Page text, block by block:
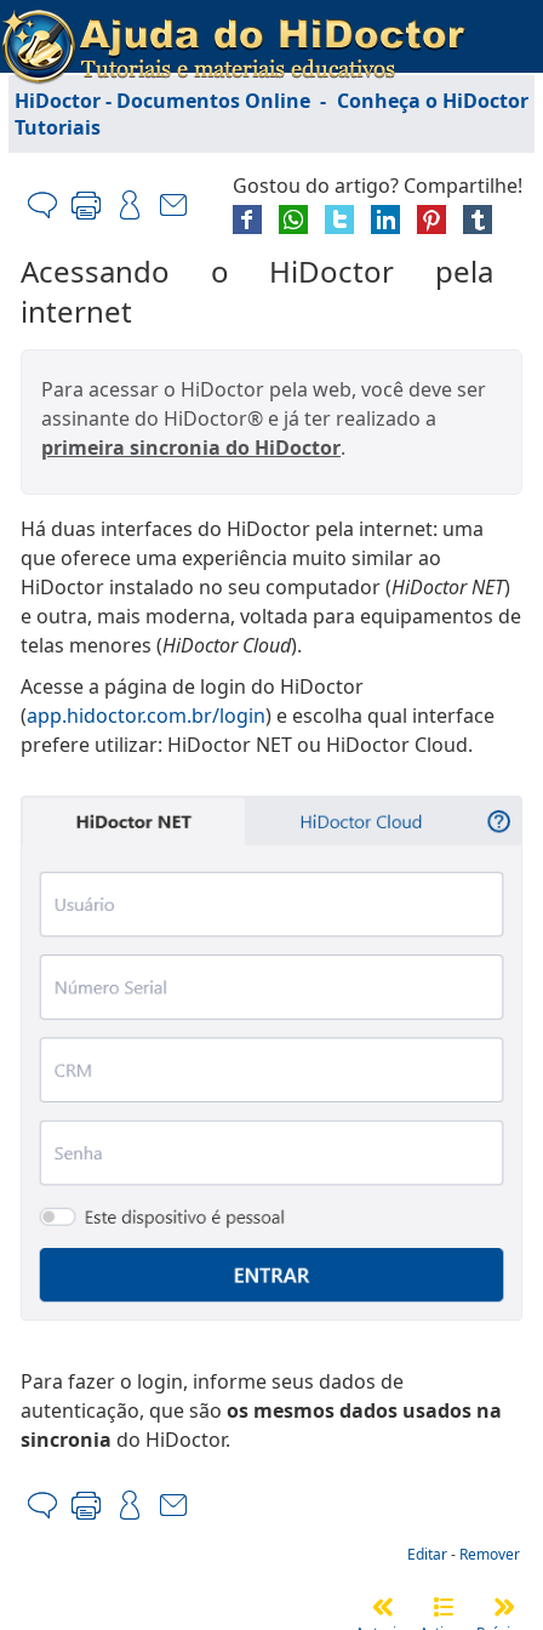
Conheça o HiDoctor
HiDoctor - Documentos Online -
Tutoriais
Gostou do artigo? Compartilhe!
Acessando o HiDoctor pela
internet
Para acessar o HiDoctor pela web, você deve ser
assinante do HiDoctor® e já ter realizado a
primeira sincronia do HiDoctor.
Há duas interfaces do HiDoctor pela internet: uma
que oferece uma experiência muito similar ao
HiDoctor instalado no seu computador (HiDoctor NET)
e outra, mais moderna, voltada para equipamentos de
telas menores (HiDoctor Cloud).
Acesse a página de login do HiDoctor
(app.hidoctor.com.br/login) e escolha qual interface
prefere utilizar: HiDoctor NET ou HiDoctor Cloud.
Para fazer o login, informe seus dados de
autenticação, que são os mesmos dados usados na
sincronia do HiDoctor.
Editar- Remover